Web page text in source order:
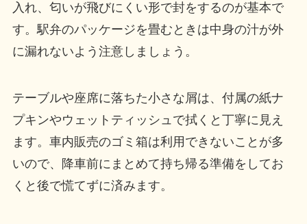
入れ、匂いが飛びにくい形で封をするのが基本で
す。駅弁のパッケージを畳むときは中身の汁が外
に漏れないよう注意しましょう。
テーブルや座席に落ちた小さな屑は、付属の紙ナ
プキンやウェットティッシュで拭くと丁寧に見え
ます。車内販売のゴミ箱は利用できないことが多
いので、降車前にまとめて持ち帰る準備をしてお
くと後で慌てずに済みます。